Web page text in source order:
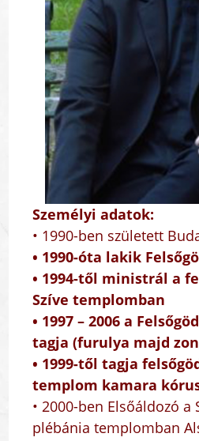
Személyi adatok:
• 1990-ben született
• 1990-óta lakik
• 1994-től ministrál a
Szíve templomban
• 1997 – 2006 a
tagja (furulya majd
• 1999-től tagja
templom kamara
• 2000-ben Elsőáldozó a
plébánia templomban